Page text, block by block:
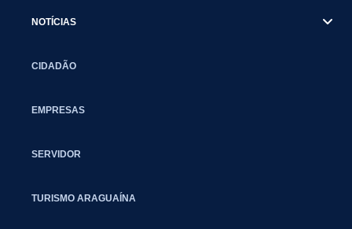
NOTÍCIAS
CIDADÃO
EMPRESAS
SERVIDOR
TURISMO ARAGUAÍNA